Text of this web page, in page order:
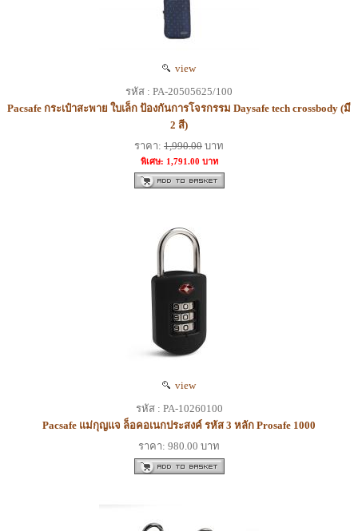
view
รหัส : PA-20505625/100
Pacsafe กระเป๋าสะพาย ใบเล็ก ป้องกันการโจรกรรม Daysafe tech crossbody (มี
2 สี)
ราคา: 1,990.00 บาท
พิเศษ: 1,791.00 บาท
view
รหัส : PA-10260100
Pacsafe แม่กุญแจ ล็อคอเนกประสงค์ รหัส 3 หลัก Prosafe 1000
ราคา: 980.00 บาท